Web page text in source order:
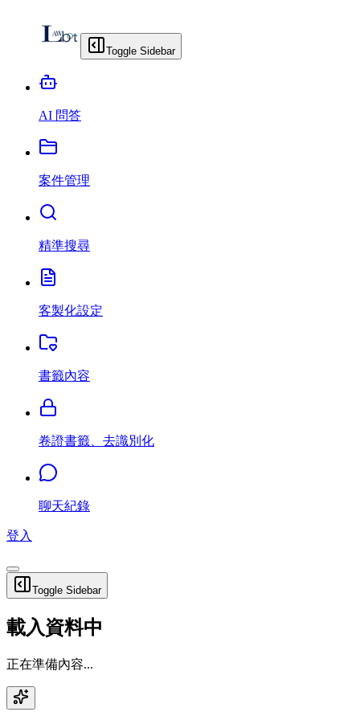
Toggle Sidebar
AI 問答
案件管理
精準搜尋
客製化設定
書籤內容
卷證書籤、去識別化
聊天紀錄
登入
Toggle Sidebar
載入資料中
正在準備內容...